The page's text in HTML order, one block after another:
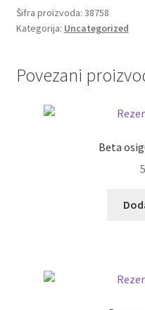
Optibelt
količina
Šifra proizvoda: 38758
Kategorija: Uncategorized
Povezani
Beta